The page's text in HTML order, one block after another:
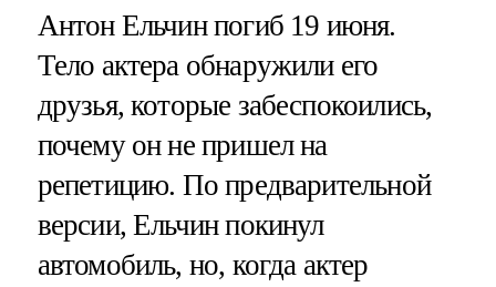
Антон Ельчин погиб 19 июня.
Тело актера обнаружили его
друзья, которые забеспокоились,
почему он не пришел на
репетицию. По предварительной
версии, Ельчин покинул
автомобиль, но, когда актер